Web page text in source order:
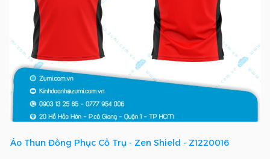
Áo Thun Đồng Phục Cổ Trụ - Zen Shield - Z1220016